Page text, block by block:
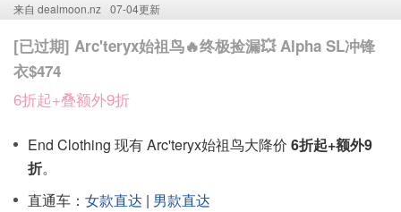
来自 dealmoon.nz 07-04更新
[已过期] Arc'teryx始祖鸟🔥终极捡漏💥 Alpha SL冲锋
衣$474
6折起+叠额外9折
End Clothing 现有 Arc'teryx始祖鸟大降价 6折起+额外9
折。
直通车： 女款直达 | 男款直达